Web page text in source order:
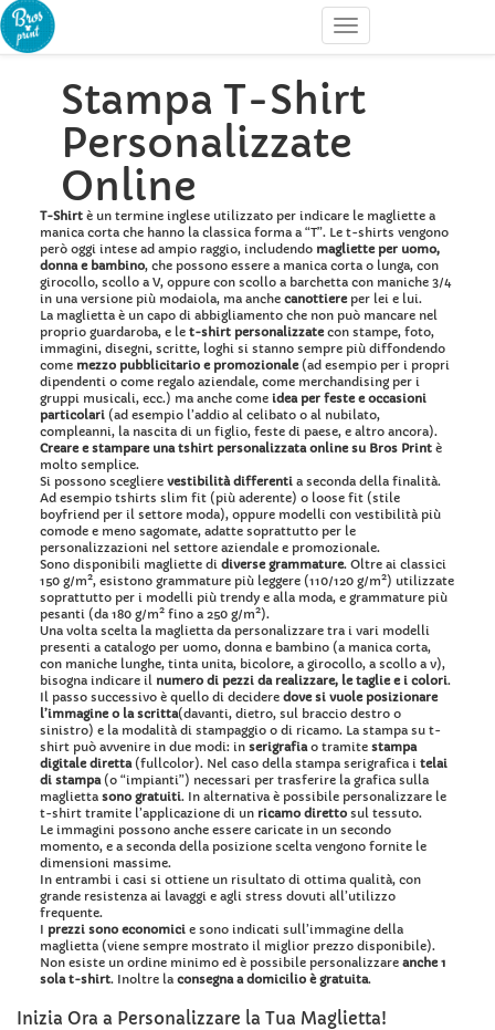
Stampa T-Shirt
Personalizzate
Online
T-Shirtè un termine inglese utilizzato per indicare le magliette a
manica corta che hanno la classica forma a “T”. Le t-shirts vengono
però oggi intese ad ampio raggio, includendo magliette per uomo,
donna e bambino, che possono essere a manica corta o lunga, con
girocollo, scollo a V, oppure con scollo a barchetta con maniche 3/4
in una versione più modaiola, ma anche canottiereper lei e lui.
La maglietta è un capo di abbigliamento che non può mancare nel
proprio guardaroba, e le t-shirt personalizzatecon stampe, foto,
immagini, disegni, scritte, loghi si stanno sempre più diffondendo
come mezzo pubblicitario e promozionale(ad esempio per i propri
dipendenti o come regalo aziendale, come merchandising per i
gruppi musicali, ecc.) ma anche come idea per feste e occasioni
particolari(ad esempio l’addio al celibato o al nubilato,
compleanni, la nascita di un figlio, feste di paese, e altro ancora).
Creare e stampare una tshirt personalizzata online su Bros Printè
molto semplice.
Si possono scegliere vestibilità differentia seconda della finalità.
Ad esempio tshirts slim fit (più aderente) o loose fit (stile
boyfriend per il settore moda), oppure modelli con vestibilità più
comode e meno sagomate, adatte soprattutto per le
personalizzazioni nel settore aziendale e promozionale.
Sono disponibili magliette di diverse grammature. Oltre ai classici
150 g/m², esistono grammature più leggere (110/120 g/m²) utilizzate
soprattutto per i modelli più trendy e alla moda, e grammature più
pesanti (da 180 g/m² fino a 250 g/m²).
Una volta scelta la maglietta da personalizzare tra i vari modelli
presenti a catalogo per uomo, donna e bambino (a manica corta,
con maniche lunghe, tinta unita, bicolore, a girocollo, a scollo a v),
bisogna indicare il numero di pezzi da realizzare, le taglie e i colori.
Il passo successivo è quello di decidere dove si vuole posizionare
l’immagine o la scritta(davanti, dietro, sul braccio destro o
sinistro) e la modalità di stampaggio o di ricamo. La stampa su t-
shirt può avvenire in due modi: in serigrafiao tramite stampa
digitalediretta(fullcolor). Nel caso della stampa serigrafica i telai
di stampa(o “impianti”) necessari per trasferire la grafica sulla
maglietta sono gratuiti. In alternativa è possibile personalizzare le
t-shirt tramite l’applicazione di un ricamo diretto sul tessuto.
Le immagini possono anche essere caricate in un secondo
momento, e a seconda della posizione scelta vengono fornite le
dimensioni massime.
In entrambi i casi si ottiene un risultato di ottima qualità, con
grande resistenza ai lavaggi e agli stress dovuti all’utilizzo
frequente.
I prezzi sono economicie sono indicati sull’immagine della
maglietta (viene sempre mostrato il miglior prezzo disponibile).
Non esiste un ordine minimo ed è possibile personalizzare anche 1
sola t-shirt. Inoltre la consegna a domicilio è gratuita.
Inizia Ora a Personalizzare la Tua Maglietta!